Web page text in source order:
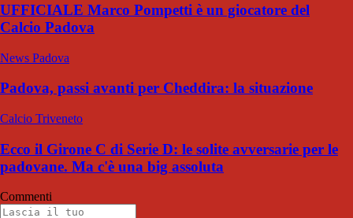
UFFICIALE Marco Pompetti è un giocatore del
Calcio Padova
News Padova
Padova, passi avanti per Cheddira: la situazione
Calcio Triveneto
Ecco il Girone C di Serie D: le solite avversarie per le
padovane. Ma c'è una big assoluta
Commenti